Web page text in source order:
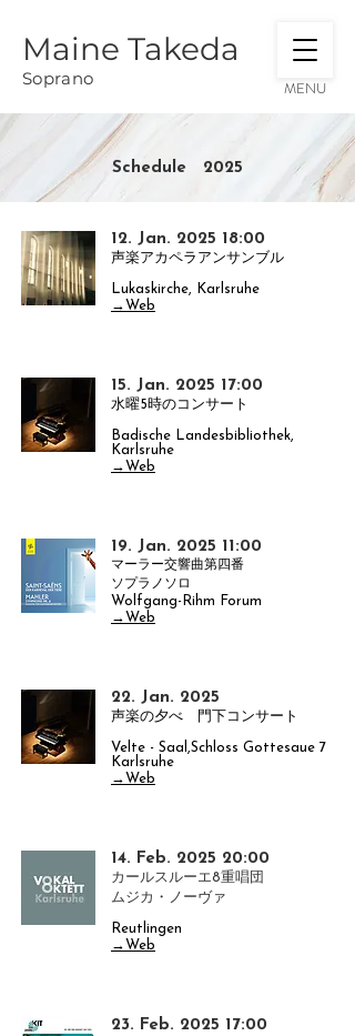
Maine Takeda
Soprano MENU
Schedule ​2025
12. Jan. 2025 18:00
声楽アカペラアンサンブル
Lukaskirche, Karlsruhe
→Web
15. Jan. 2025 17:00
水曜5時のコンサート
Badische Landesbibliothek,
Karlsruhe
→Web
19. Jan. 2025 11:00
マーラー交響曲第四番
​ソプラノソロ
Wolfgang-Rihm Forum
→Web
22. Jan. 2025
声楽の夕べ 門下コンサート
Velte - Saal,Schloss Gottesaue 7
Karlsruhe
→Web
14. Feb. 2025 20:00
カールスルーエ8重唱団
​ムジカ・ノーヴァ
Reutlingen
→Web
23. Feb. 2025 17:00